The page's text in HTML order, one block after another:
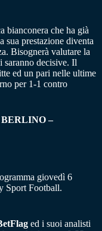
bianconera che ha già
sua prestazione diventa
Bisognerà valutare la
saranno decisive. Il
ed un pari nelle ultime
per 1-1 contro
–
giovedì 6
Sport Football.
ed i suoi analisti